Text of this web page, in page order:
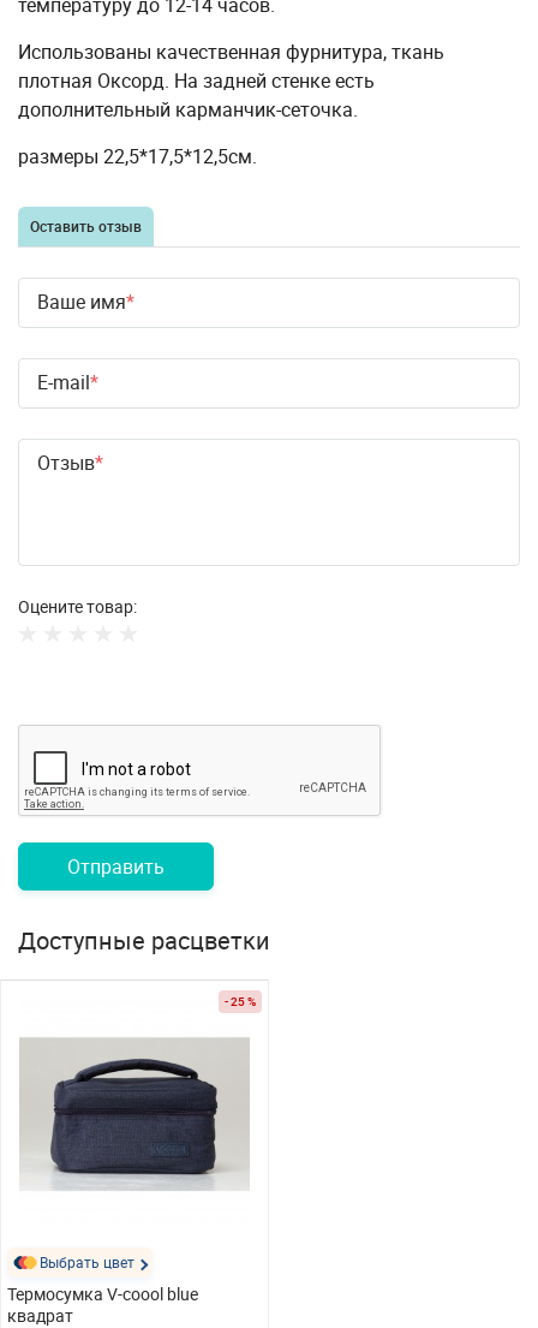
Использованы качественная фурнитура, ткань
плотная Оксорд. На задней стенке есть
дополнительный карманчик-сеточка.
размеры 22,5*17,5*12,5см.
Оставить отзыв
Ваше имя
E-mail
Отзыв
Оцените товар:
Отправить
Доступные расцветки
- 25 %
Выбрать цвет
Термосумка V-coool blue
квадрат